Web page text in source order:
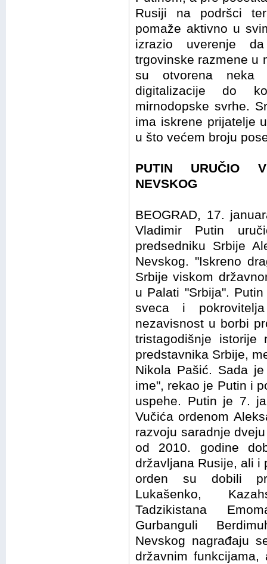
Rusiji na podršci
pomaže aktivno u
izrazio uverenje
trgovinske razmene u
su otvorena neka
digitalizacije do
mirnodopske svrhe.
ima iskrene prijatelje
u što većem broju
PUTIN URUČIO
NEVSKOG
BEOGRAD, 17.
Vladimir Putin
predsedniku Srbije
Nevskog. "Iskreno
Srbije viskom
u Palati "Srbija".
sveca i
nezavisnost u borbi
tristagodišnje istorije
predstavnika Srbije,
Nikola Pašić. Sada
ime", rekao je Putin i
uspehe. Putin je 7.
Vučića ordenom
razvoju saradnje
od 2010. godine
državljana Rusije, ali i
orden su dobili
Lukašenko,
Tadzikistana
Gurbanguli
Nevskog nagrađaju
državnim